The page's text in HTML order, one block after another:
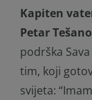
Kapiten
Petar
podrška
tim, koji
svijeta: